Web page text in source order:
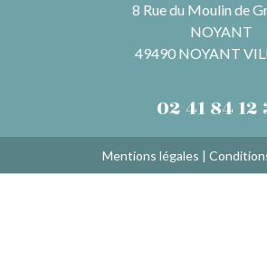
8 Rue du Moulin de
NOYANT
49490 NOYANT
02 41 84 12
Mentions légales |